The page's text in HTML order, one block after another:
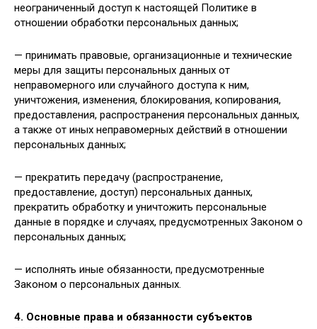
неограниченный доступ к настоящей Политике в
отношении обработки персональных данных;
— принимать правовые, организационные и технические
меры для защиты персональных данных от
неправомерного или случайного доступа к ним,
уничтожения, изменения, блокирования, копирования,
предоставления, распространения персональных данных,
а также от иных неправомерных действий в отношении
персональных данных;
— прекратить передачу (распространение,
предоставление, доступ) персональных данных,
прекратить обработку и уничтожить персональные
данные в порядке и случаях, предусмотренных Законом о
персональных данных;
— исполнять иные обязанности, предусмотренные
Законом о персональных данных.
4. Основные права и обязанности субъектов